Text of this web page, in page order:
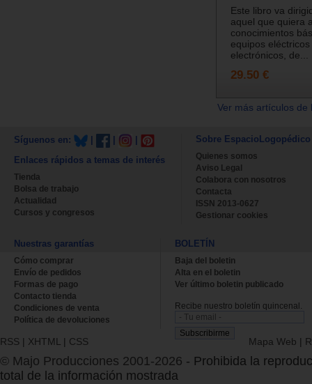
Este libro va
aquel que quiera
conocimientos
equipos eléctricos
electrónicos, de...
29.50 €
Ver más artículos
Síguenos en:
Enlaces rápidos a temas de interés
Tienda
Bolsa de trabajo
Actualidad
Cursos y congresos
Sobre EspacioLogopédico
Quienes somos
Aviso Legal
Colabora con nosotros
Contacta
ISSN 2013-0627
Gestionar cookies
Nuestras garantías
Cómo comprar
Envío de pedidos
Formas de pago
Contacto tienda
Condiciones de venta
Política de devoluciones
BOLETÍN
Baja del boletin
Alta en el boletin
Ver último boletin publicado
Recibe nuestro boletín quincenal.
RSS | XHTML | CSS Mapa Web |
© Majo Producciones 2001-2026 - Prohibida la
total de la información mostrada